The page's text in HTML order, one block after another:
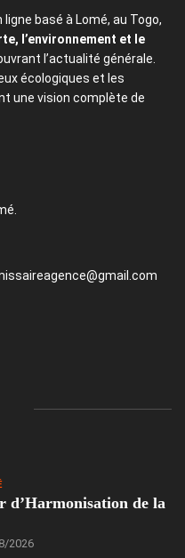
basé à Lomé, au Togo,
l’environnement et le
l’actualité générale.
écologiques et les
une vision complète de
d’Harmonisation de la
2026